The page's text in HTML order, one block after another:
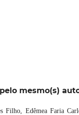
mesmo(s)
Filho, Edêmea Faria